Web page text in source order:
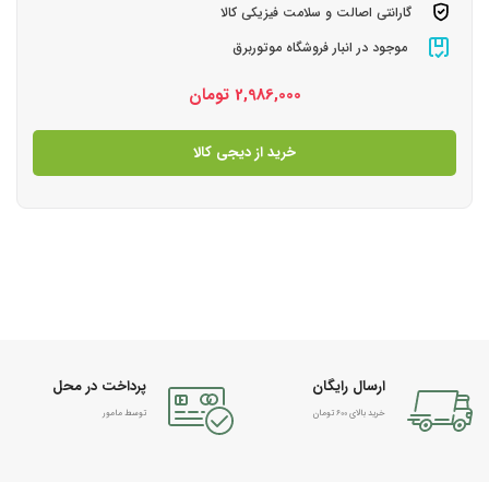
گارانتی اصالت و سلامت فیزیکی کالا
موجود در انبار فروشگاه موتوربرق
2,986,000 تومان
خرید از دیجی کالا
ارسال رایگان
خرید بالای 600 تومان
پرداخت در محل
توسط مامور